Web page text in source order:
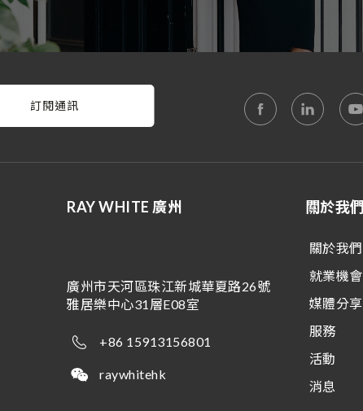
RAY WHITE 廣州
廣州市天河區珠江新城華夏路26號
雅居樂中心31層E08室
+86 15913156801
raywhitehk
訂閱通訊
關於我們
關於我們
就業機會
媒體分享
服務
活動
消息